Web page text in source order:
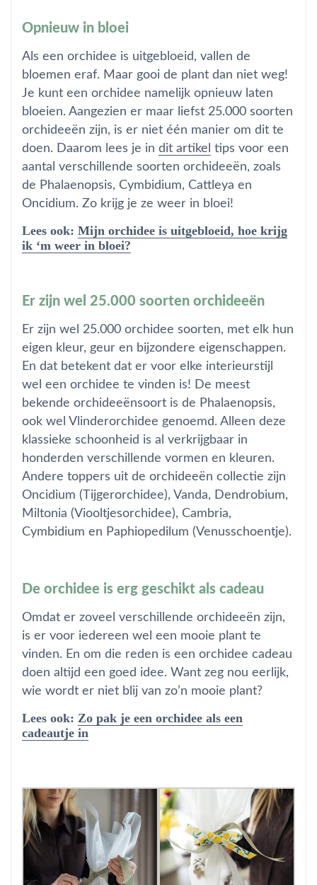
Opnieuw in bloei
Als een orchidee is uitgebloeid, vallen de
bloemen eraf. Maar gooi de plant dan niet weg!
Je kunt een orchidee namelijk opnieuw laten
bloeien. Aangezien er maar liefst 25.000 soorten
orchideeën zijn, is er niet één manier om dit te
doen. Daarom lees je in dit artikel tips voor een
aantal verschillende soorten orchideeën, zoals
de Phalaenopsis, Cymbidium, Cattleya en
Oncidium. Zo krijg je ze weer in bloei!
Lees ook: Mijn orchidee is uitgebloeid, hoe krijg
ik ‘m weer in bloei?
Er zijn wel 25.000 soorten orchideeën
Er zijn wel 25.000 orchidee soorten, met elk hun
eigen kleur, geur en bijzondere eigenschappen.
En dat betekent dat er voor elke interieurstijl
wel een orchidee te vinden is! De meest
bekende orchideeënsoort is de Phalaenopsis,
ook wel Vlinderorchidee genoemd. Alleen deze
klassieke schoonheid is al verkrijgbaar in
honderden verschillende vormen en kleuren.
Andere toppers uit de orchideeën collectie zijn
Oncidium (Tijgerorchidee), Vanda, Dendrobium,
Miltonia (Viooltjesorchidee), Cambria,
Cymbidium en Paphiopedilum (Venusschoentje).
De orchidee is erg geschikt als cadeau
Omdat er zoveel verschillende orchideeën zijn,
is er voor iedereen wel een mooie plant te
vinden. En om die reden is een orchidee cadeau
doen altijd een goed idee. Want zeg nou eerlijk,
wie wordt er niet blij van zo’n mooie plant?
Lees ook: Zo pak je een orchidee als een
cadeautje in